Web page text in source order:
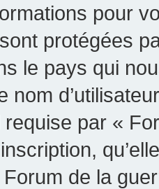
pour
protégées
le pays qui
nom
par «
de la